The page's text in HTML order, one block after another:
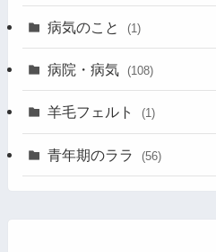
病気のこと (1)
病院・病気 (108)
羊毛フェルト (1)
青年期のララ (56)